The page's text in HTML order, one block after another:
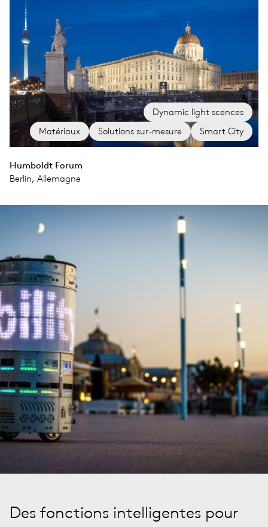
Matériaux Solutions sur-mesure Smart City
Dynamic light scences
Humboldt Forum
Berlin, Allemagne
Des fonctions intelligentes pour